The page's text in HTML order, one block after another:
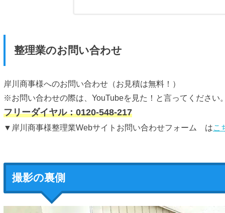
整理業のお問い合わせ
岸川商事様へのお問い合わせ（お見積は無料！）
※お問い合わせの際は、YouTubeを見た！と言ってください
フリーダイヤル：0120-548-217
▼岸川商事様整理業Webサイトお問い合わせフォーム はこ
撮影の裏側